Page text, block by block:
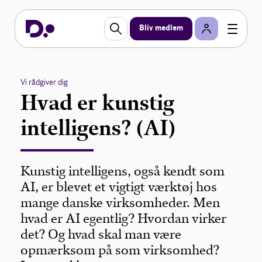
Bliv medlem
Vi rådgiver dig
Hvad er kunstig
intelligens? (AI)
Kunstig intelligens, også kendt som
AI, er blevet et vigtigt værktøj hos
mange danske virksomheder. Men
hvad er AI egentlig? Hvordan virker
det? Og hvad skal man være
opmærksom på som virksomhed?